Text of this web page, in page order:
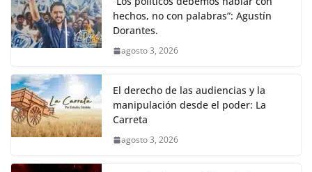
hechos, no con palabras”: Agustín
Dorantes.
agosto 3, 2026
El derecho de las audiencias y la
manipulación desde el poder: La
Carreta
agosto 3, 2026